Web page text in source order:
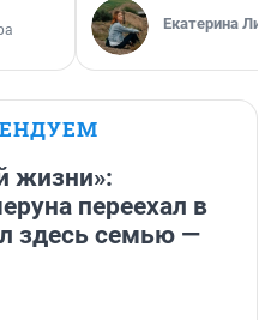
Екатерина
жизни»:
переехал в
здесь семью —